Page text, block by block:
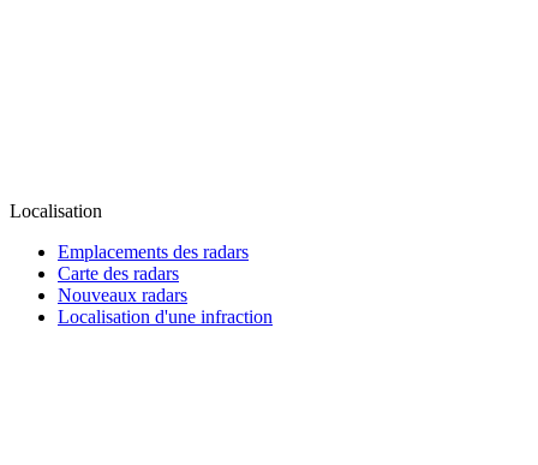
Localisation
Emplacements des radars
Carte des radars
Nouveaux radars
Localisation d'une infraction